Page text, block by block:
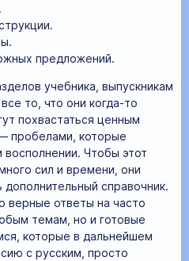
предложений.
учебника, выпускникам
то, что они когда-то
похвастаться ценным
пробелами, которые
Чтобы этот
сил и времени, они
дополнительный справочник.
верные ответы на часто
темам, но и готовые
которые в дальнейшем
с русским, просто